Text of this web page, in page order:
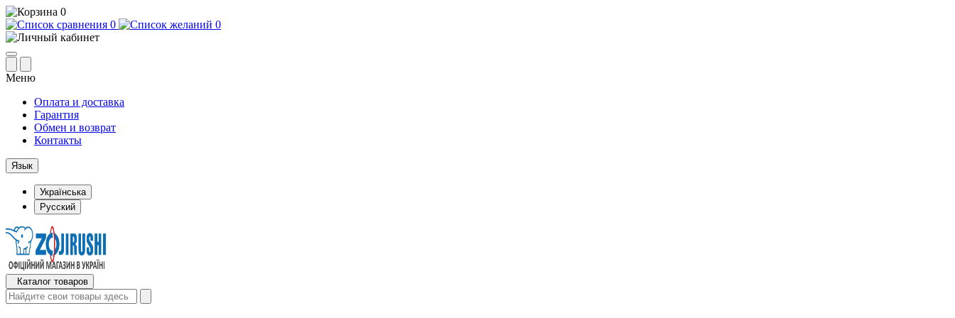
0
0
0
Меню
Оплата и доставка
Гарантия
Обмен и возврат
Контакты
Язык
Українська
Русский
Каталог товаров